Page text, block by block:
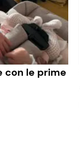
con le prime